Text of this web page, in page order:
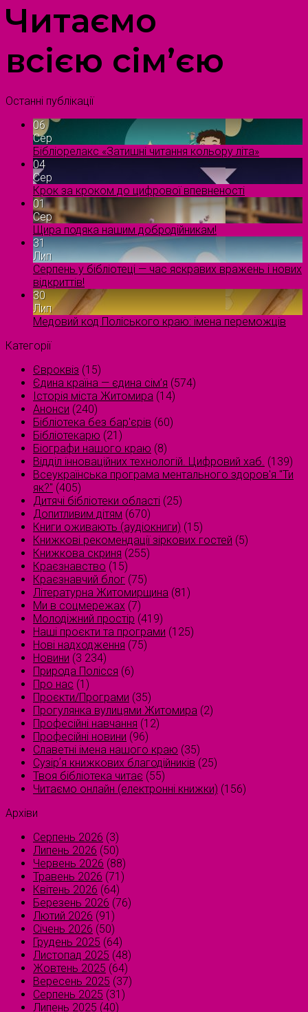
Читаємо
всією сім’єю
Останні публікації
06
Сер
Бібліорелакс «Затишні читання кольору літа»
04
Сер
Крок за кроком до цифрової впевненості
01
Сер
Щира подяка нашим добродійникам!
31
Лип
Серпень у бібліотеці — час яскравих вражень і нових
відкриттів!
30
Лип
Медовий код Поліського краю: імена переможців
Категорії
Євроквіз (15)
Єдина країна — єдина сім’я (574)
Історія міста Житомира (14)
Анонси (240)
Бібліотека без бар'єрів (60)
Бібліотекарю (21)
Біографи нашого краю (8)
Відділ інноваційних технологій. Цифровий хаб. (139)
Всеукраїнська програма ментального здоров'я "Ти
як?" (405)
Дитячі бібліотеки області (25)
Допитливим дітям (670)
Книги оживають (аудіокниги) (15)
Книжкові рекомендації зіркових гостей (5)
Книжкова скриня (255)
Краєзнавство (15)
Краєзнавчий блог (75)
Літературна Житомирщина (81)
Ми в соцмережах (7)
Молодіжний простір (419)
Наші проєкти та програми (125)
Нові надходження (75)
Новини (3 234)
Природа Полісся (6)
Про нас (1)
Проєкти/Програми (35)
Прогулянка вулицями Житомира (2)
Професійні навчання (12)
Професійні новини (96)
Славетні імена нашого краю (35)
Сузірʼя книжкових благодійників (25)
Твоя бібліотека читає (55)
Читаємо онлайн (електронні книжки) (156)
Архіви
Серпень 2026 (3)
Липень 2026 (50)
Червень 2026 (88)
Травень 2026 (71)
Квітень 2026 (64)
Березень 2026 (76)
Лютий 2026 (91)
Січень 2026 (50)
Грудень 2025 (64)
Листопад 2025 (48)
Жовтень 2025 (64)
Вересень 2025 (37)
Серпень 2025 (31)
Липень 2025 (40)